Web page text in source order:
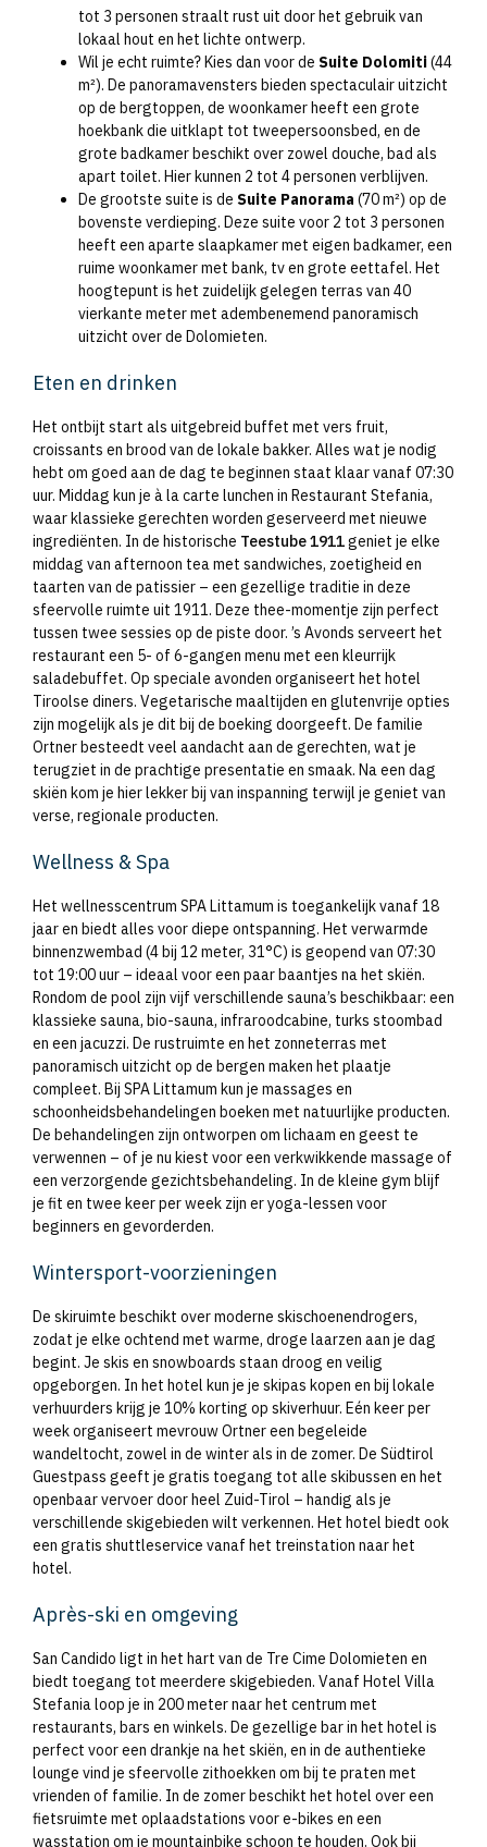
tot 3 personen straalt rust uit door het gebruik van
lokaal hout en het lichte ontwerp.
Wil je echt ruimte? Kies dan voor de Suite Dolomiti(44
m²). De panoramavensters bieden spectaculair uitzicht
op de bergtoppen, de woonkamer heeft een grote
hoekbank die uitklapt tot tweepersoonsbed, en de
grote badkamer beschikt over zowel douche, bad als
apart toilet. Hier kunnen 2 tot 4 personen verblijven.
De grootste suite is de Suite Panorama (70 m²) op de
bovenste verdieping. Deze suite voor 2 tot 3 personen
heeft een aparte slaapkamer met eigen badkamer, een
ruime woonkamer met bank, tv en grote eettafel. Het
hoogtepunt is het zuidelijk gelegen terras van 40
vierkante meter met adembenemend panoramisch
uitzicht over de Dolomieten.
Eten en drinken
Het ontbijt start als uitgebreid buffet met vers fruit,
croissants en brood van de lokale bakker. Alles wat je nodig
hebt om goed aan de dag te beginnen staat klaar vanaf 07:30
uur. Middag kun je à la carte lunchen in Restaurant Stefania,
waar klassieke gerechten worden geserveerd met nieuwe
ingrediënten. In de historische Teestube 1911geniet je elke
middag van afternoon tea met sandwiches, zoetigheid en
taarten van de patissier – een gezellige traditie in deze
sfeervolle ruimte uit 1911. Deze thee-momentje zijn perfect
tussen twee sessies op de piste door. ’s Avonds serveert het
restaurant een 5- of 6-gangen menu met een kleurrijk
saladebuffet. Op speciale avonden organiseert het hotel
Tiroolse diners. Vegetarische maaltijden en glutenvrije opties
zijn mogelijk als je dit bij de boeking doorgeeft. De familie
Ortner besteedt veel aandacht aan de gerechten, wat je
terugziet in de prachtige presentatie en smaak. Na een dag
skiën kom je hier lekker bij van inspanning terwijl je geniet van
verse, regionale producten.
Wellness & Spa
Het wellnesscentrum SPA Littamum is toegankelijk vanaf 18
jaar en biedt alles voor diepe ontspanning. Het verwarmde
binnenzwembad (4 bij 12 meter, 31°C) is geopend van 07:30
tot 19:00 uur – ideaal voor een paar baantjes na het skiën.
Rondom de pool zijn vijf verschillende sauna’s beschikbaar: een
klassieke sauna, bio-sauna, infraroodcabine, turks stoombad
en een jacuzzi. De rustruimte en het zonneterras met
panoramisch uitzicht op de bergen maken het plaatje
compleet. Bij SPA Littamum kun je massages en
schoonheidsbehandelingen boeken met natuurlijke producten.
De behandelingen zijn ontworpen om lichaam en geest te
verwennen – of je nu kiest voor een verkwikkende massage of
een verzorgende gezichtsbehandeling. In de kleine gym blijf
je fit en twee keer per week zijn er yoga-lessen voor
beginners en gevorderden.
Wintersport-voorzieningen
De skiruimte beschikt over moderne skischoenendrogers,
zodat je elke ochtend met warme, droge laarzen aan je dag
begint. Je skis en snowboards staan droog en veilig
opgeborgen. In het hotel kun je je skipas kopen en bij lokale
verhuurders krijg je 10% korting op skiverhuur. Eén keer per
week organiseert mevrouw Ortner een begeleide
wandeltocht, zowel in de winter als in de zomer. De Südtirol
Guestpass geeft je gratis toegang tot alle skibussen en het
openbaar vervoer door heel Zuid-Tirol – handig als je
verschillende skigebieden wilt verkennen. Het hotel biedt ook
een gratis shuttleservice vanaf het treinstation naar het
hotel.
Après-ski en omgeving
San Candido ligt in het hart van de Tre Cime Dolomieten en
biedt toegang tot meerdere skigebieden. Vanaf Hotel Villa
Stefania loop je in 200 meter naar het centrum met
restaurants, bars en winkels. De gezellige bar in het hotel is
perfect voor een drankje na het skiën, en in de authentieke
lounge vind je sfeervolle zithoekken om bij te praten met
vrienden of familie. In de zomer beschikt het hotel over een
fietsruimte met oplaadstations voor e-bikes en een
wasstation om je mountainbike schoon te houden. Ook bij